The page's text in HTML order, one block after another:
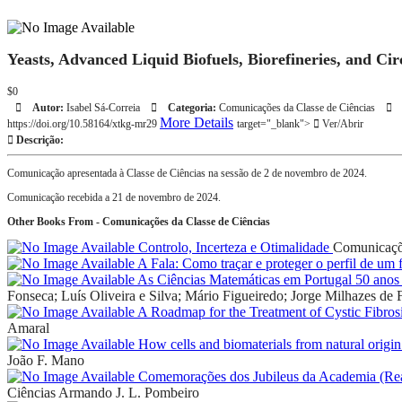
Yeasts, Advanced Liquid Biofuels, Biorefineries, and
$0
Autor: Isabel Sá-Correia Categoria: Comunicações da Classe de Ciências
https://doi.org/10.58164/xtkg-mr29 More Details target="_blank">
Ver/Abrir
Descrição:
Comunicação apresentada à Classe de Ciências na sessão de 2 de novembro de 2024.
Comunicação recebida a 21 de novembro de 2024.
Other Books From - Comunicações da Classe de Ciências
Controlo, Incerteza e Otimalidade
A Fala: Como traçar e proteger o perfil de um
As Ciências Matemáticas em Portugal 50
Fonseca; Luís Oliveira e Silva; Mário Figueiredo; Jorge Milhazes de
A Roadmap for the Treatment of Cystic
Amaral
How cells and biomaterials from natural
João F. Mano
Comemorações dos Jubileus da Academia
Ciências Armando J. L. Pombeiro